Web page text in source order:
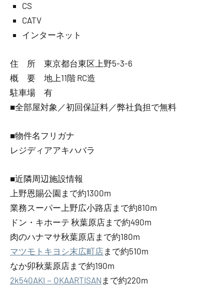
CS
CATV
インターネット
住 所 東京都台東区上野5-3-6
概 要 地上11階 RC造
駐車場 有
■全部屋対象／初回保証料／弊社負担で無料
■物件名フリガナ
レジディアアキハバラ
■近隣周辺施設情報
上野恩賜公園まで約1300m
業務スーパー上野広小路店まで約810m
ドン・キホーテ 秋葉原店まで約490m
肉のハナマサ秋葉原店まで約180m
マツモトキヨシ末広町店まで約510m
なか卯秋葉原店まで約190m
2k540AKI－OKAARTISAN まで約220m